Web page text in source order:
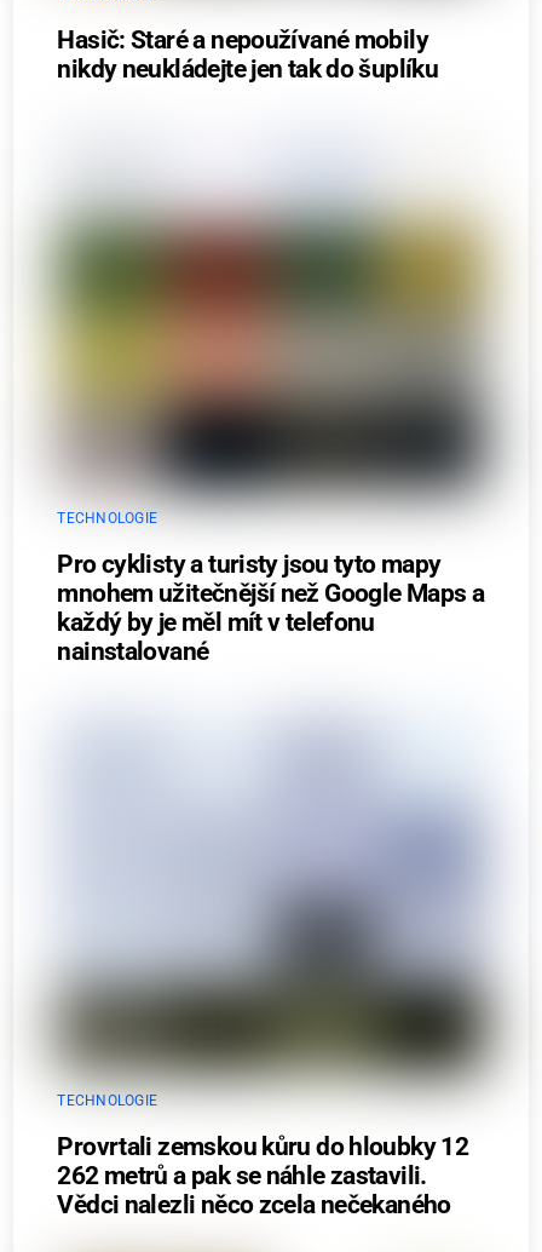
Hasič: Staré a nepoužívané mobily
nikdy neukládejte jen tak do šuplíku
TECHNOLOGIE
Pro cyklisty a turisty jsou tyto mapy
mnohem užitečnější než Google Maps a
každý by je měl mít v telefonu
nainstalované
TECHNOLOGIE
Provrtali zemskou kůru do hloubky 12
262 metrů a pak se náhle zastavili.
Vědci nalezli něco zcela nečekaného